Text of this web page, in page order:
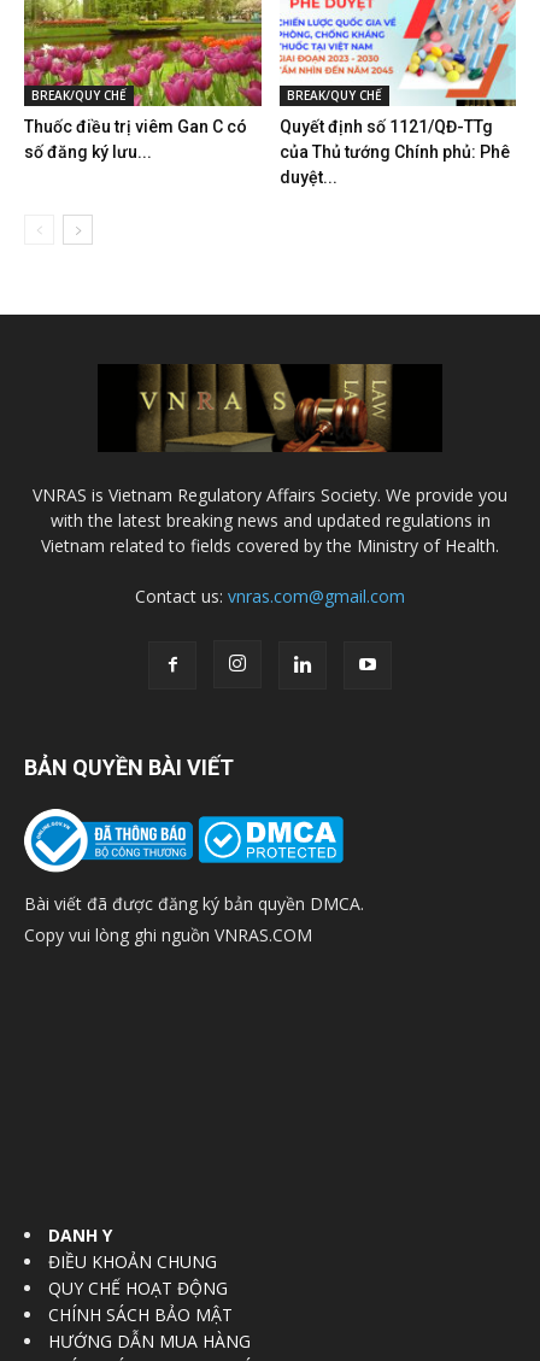
BREAK/QUY CHẾ
Thuốc điều trị viêm Gan C có
số đăng ký lưu...
BREAK/QUY CHẾ
Quyết định số 1121/QĐ-TTg
của Thủ tướng Chính phủ: Phê
duyệt...
VNRAS is Vietnam Regulatory Affairs Society. We provide you
with the latest breaking news and updated regulations in
Vietnam related to fields covered by the Ministry of Health.
Contact us: vnras.com@gmail.com
BẢN QUYỀN BÀI VIẾT
Bài viết đã được đăng ký bản quyền DMCA.
Copy vui lòng ghi nguồn VNRAS.COM
DANH Y
ĐIỀU KHOẢN CHUNG
QUY CHẾ HOẠT ĐỘNG
CHÍNH SÁCH BẢO MẬT
HƯỚNG DẪN MUA HÀNG